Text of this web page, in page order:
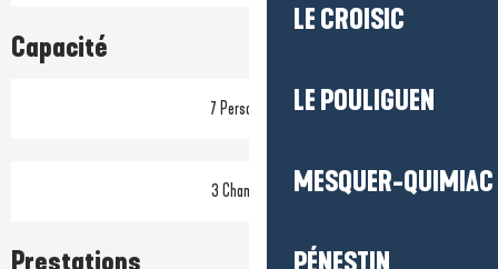
LE CROISIC
LE POULIGUEN
MESQUER-QUIMIAC
Capacité
7 Personne(s)
3 Chambre(s)
Prestations